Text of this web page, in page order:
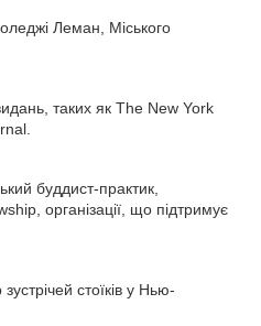
Леман, Міського
таких як The New York
буддист-практик,
організації, що підтримує
стоїків у Нью-